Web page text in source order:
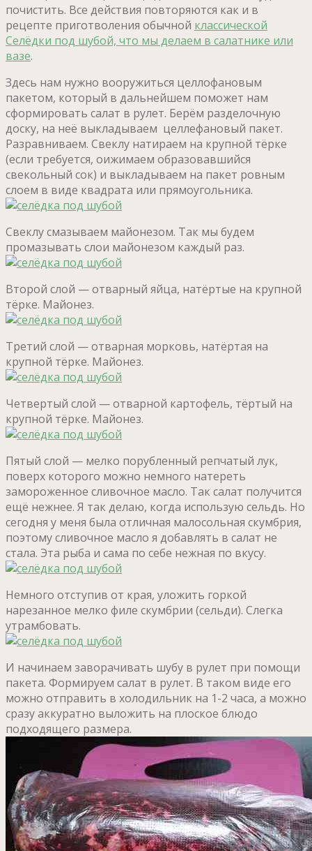
почистить. Все действия повторяются как и в
рецепте приготволения обычной классической
Селёдки под шубой, что мы делаем в салатнике или
вазе.
Здесь нам нужно вооружиться целлофановым
пакетом, который в дальнейшем поможет нам
сформировать салат в рулет. Берём разделочную
доску, на неё выкладываем целлефановый пакет.
Разравниваем. Свеклу натираем на крупной тёрке
(если требуется, оижимаем образовавшийся
свекольный сок) и выкладываем на пакет ровным
слоем в виде квадрата или прямоугольника.
Свеклу смазываем майонезом. Так мы будем
промазывать слои майонезом каждый раз.
Второй слой — отварный яйца, натёртые на крупной
тёрке. Майонез.
Третий слой — отварная морковь, натёртая на
крупной тёрке. Майонез.
Четвертый слой — отварной картофель, тёртый на
крупной тёрке. Майонез.
Пятый слой — мелко порубленный репчатый лук,
поверх которого можно немного натереть
замороженное сливочное масло. Так салат получится
ещё нежнее. Я так делаю, когда использую сельдь. Но
сегодня у меня была отличная малосольная скумбрия,
поэтому сливочное масло я добавлять в салат не
стала. Эта рыба и сама по себе нежная по вкусу.
Немного отступив от края, уложить горкой
нарезанное мелко филе скумбрии (сельди). Слегка
утрамбовать.
И начинаем заворачивать шубу в рулет при помощи
пакета. Формируем салат в рулет. В таком виде его
можно отправить в холодильник на 1-2 часа, а можно
сразу аккуратно выложить на плоское блюдо
подходящего размера.